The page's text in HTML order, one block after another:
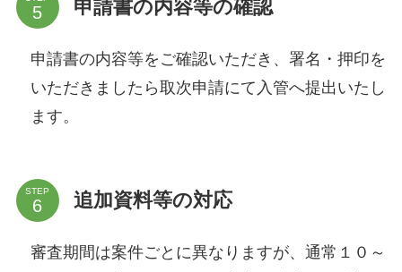
申請書の内容等の確認
申請書の内容等をご確認いただき、署名・押印を
いただきましたら取次申請にて入管へ提出いたし
ます。
STEP 追加資料等の対応
審査期間は案件ごとに異なりますが、通常１０～